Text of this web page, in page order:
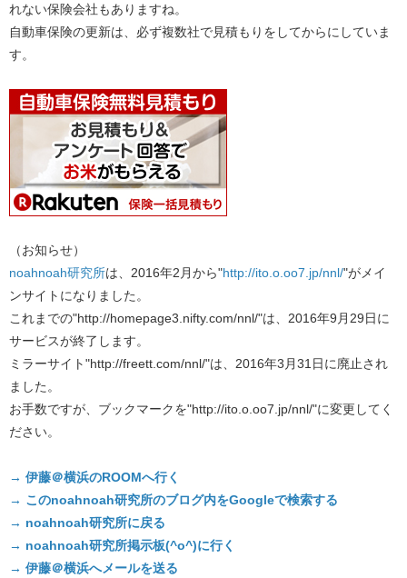
れない保険会社もありますね。
自動車保険の更新は、必ず複数社で見積もりをしてからにしていま
す。
（お知らせ）
noahnoah研究所は、2016年2月から"http://ito.o.oo7.jp/nnl/"がメイ
ンサイトになりました。
これまでの"http://homepage3.nifty.com/nnl/"は、2016年9月29日に
サービスが終了します。
ミラーサイト"http://freett.com/nnl/"は、2016年3月31日に廃止され
ました。
お手数ですが、ブックマークを"http://ito.o.oo7.jp/nnl/"に変更してく
ださい。
→ 伊藤＠横浜のROOMへ行く
→ このnoahnoah研究所のブログ内をGoogleで検索する
→ noahnoah研究所に戻る
→ noahnoah研究所掲示板(^o^)に行く
→ 伊藤＠横浜へメールを送る